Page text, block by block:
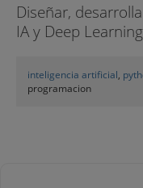
Diseñar,
IA y Deep
inteligencia artificial,
programacion